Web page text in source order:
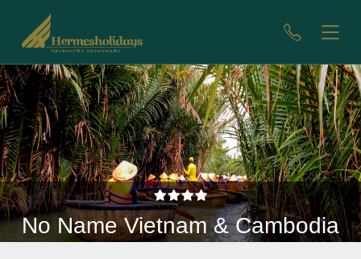
No Name Vietnam & Cambodia